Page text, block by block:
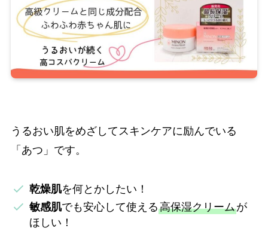
うるおい肌をめざしてスキンケアに励んでいる
「あつ」です。
乾燥肌を何とかしたい！
敏感肌でも安心して使える高保湿クリームが
ほしい！